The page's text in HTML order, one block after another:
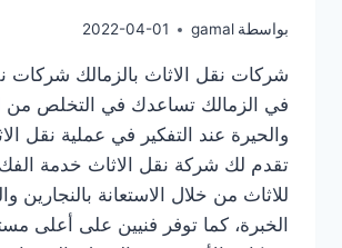
بواسطة gamal
2022-04-01
شركات نقل الاثاث بالزمالك شركات
في الزمالك تساعدك في التخلص من
والحيرة عند التفكير في عملية نقل
تقدم لك شركة نقل الاثاث خدمة
للاثاث من خلال الاستعانة بالنجارين
الخبرة، كما توفر فنيين على أعلى